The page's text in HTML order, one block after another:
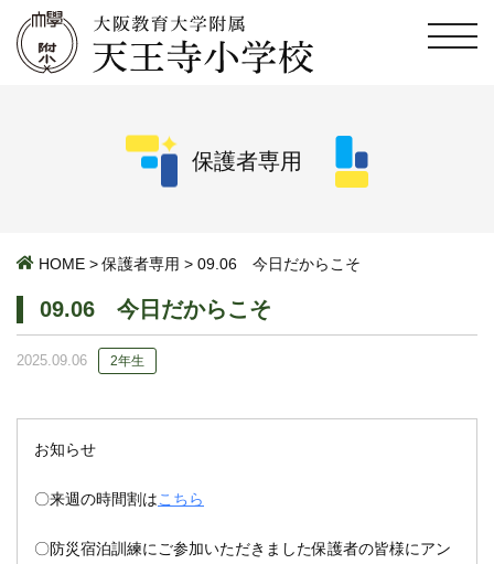
保護者専用
HOME > 保護者専用 > 09.06 今日だからこそ
09.06 今日だからこそ
2025.09.06 2年生
お知らせ
〇来週の時間割はこちら
〇防災宿泊訓練にご参加いただきました保護者の皆様にアン